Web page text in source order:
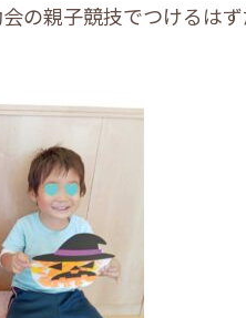
の親子競技でつけるは